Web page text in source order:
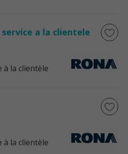
a la clientele
à la clientèle
à la clientèle